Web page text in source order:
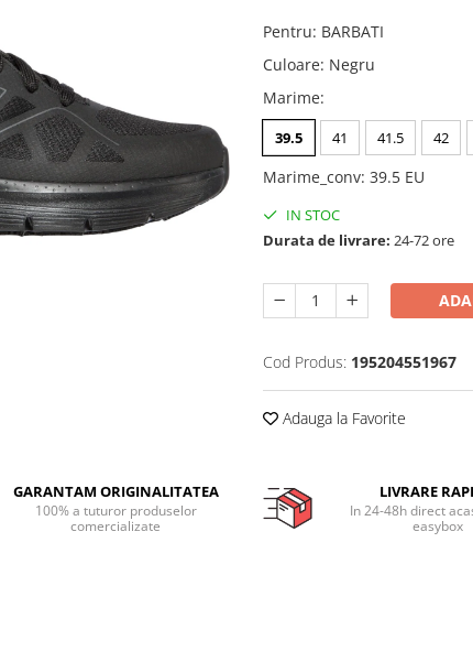
Pentru: BARBATI
Culoare: Negru
Marime:
39.5 41 41.5 42
Marime_conv: 39.5 EU
IN STOC
Durata de livrare: 24-72 ore
Cod Produs: 195204551967
Adauga la Favorite
GARANTAM ORIGINALITATEA
100% a tuturor produselor
comercializate
LIVRARE
In 24-48h direct
easybox